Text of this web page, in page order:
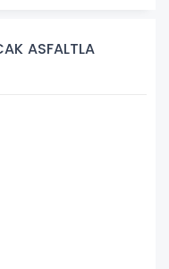
ASFALTLA